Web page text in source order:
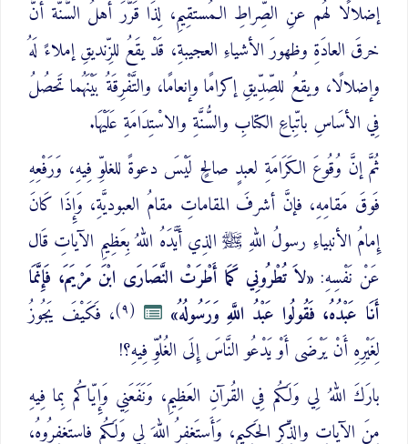
إضلالًا لهُم عنِ الصِّراطِ الـمُستقِيمِ، لِذَا قَرَّرَ أهلُ السُّنّة أنَّ
خرقَ العادَةِ وظهورَ الأشياءِ العجيبةِ، قَدْ يقَعُ للزِّنديقِ إملاءً لَهُ
وإضلالًا، ويقعُ للصِّدِّيقِ إكرامًا وإنعامًا، والتَّفْرِقَةُ بَيْنَهُما تَحصُلُ
فِي الأسَاسِ باتِّباعِ الكتابِ والسُّنَّةِ والاسْتِدَامَةِ عَلَيْهَا.
ثُمَّ إنَّ وُقُوعَ الكَرَامَةِ لعبدٍ صالحٍ لَيْسَ دعوةً للغلوِّ فِيهِ، وَرَفْعِهِ
فَوقَ مَقامِهِ، فإنَّ أشرفَ المقاماتِ مقامُ العبوديَّةِ، وَإِذَا كَانَ
إِمامُ الأنبياءِ رسولُ اللهِ ﷺ الذِي أَيَّدَهُ اللهُ بِعَظِيمِ الآياتِ قَال
عَنْ نَفْسِهِ: «لاَ تُطْرُونِي كَمَا أَطْرَتْ النَّصَارَى ابْنَ مَرْيَمَ، فَإِنَّمَا
أَنَا عَبْدُهُ، فَقُولُوا عَبْدُ اللَّهِ وَرَسُولُهُ»
(٩)
، فَكَيْفَ يَجُوزُ
لِغَيْرِهِ أَنْ يَرْضَى أَوْ يَدْعُو النَّاسَ إِلَى الغُلُوِّ فِيهِ؟!
بارَكَ اللهُ لِي وَلَكُم فِي القُرآنِ العَظِيمِ، وَنَفَعَنِي وَإِيّاكُم بِما فِيهِ
مِنَ الآياتِ والذِّكرِ الحَكِيمِ، وَأَستَغفِرُ اللهَ لِي وَلَكُم فاستَغفِرُوهُ،